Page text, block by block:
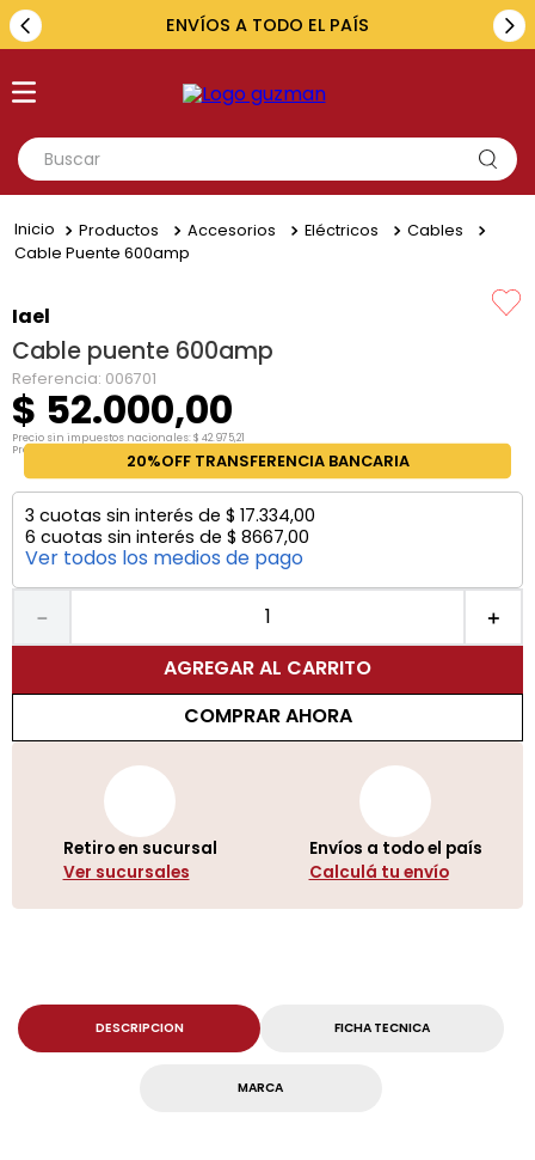
ENVÍOS A TODO EL PAÍS
Buscar
1.
toyota
4.
fiat
5. hilux
Productos Accesorios Eléctricos
Cables
Cable Puente 600amp
Iael
Cable puente 600amp
Referencia: 006701
$ 52.000,00
Precio sin impuestos nacionales:$ 42.975,21
Precio por unidad:
20%OFF TRANSFERENCIA BANCARIA
3 cuotas sin interés de $ 17.334,00
6 cuotas sin interés de $ 8667,00
Ver todos los medios de pago
＋
－
AGREGAR AL CARRITO
COMPRAR AHORA
Retiro en sucursal
Ver sucursales
Envíos a todo el país
Calculá tu envío
DESCRIPCION FICHA TECNICA
MARCA